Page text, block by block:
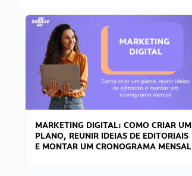
MARKETING DIGITAL: COMO CRIAR UM
PLANO, REUNIR IDEIAS DE EDITORIAIS
E MONTAR UM CRONOGRAMA MENSAL